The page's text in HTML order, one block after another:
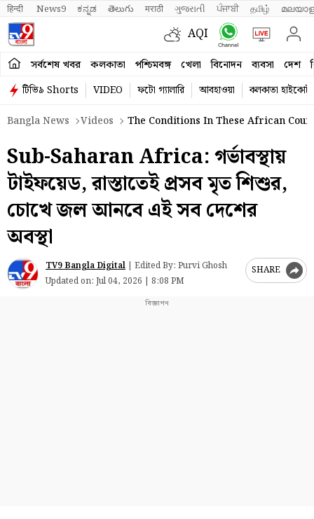
हिन्दी News9 ಕನ್ನಡ తెలుగు मराठी ગુજરાતી ਪੰਜਾਬੀ தமிழ்
AQI
সর্বশেষ খবর কলকাতা পশ্চিমবঙ্গ খেলা বিনোদন ব্যবসা দেশ
টিভি৯ Shorts VIDEO ফটো গ্যালারি আবহাওয়া
কলকাতা হাইকোর্ট
Bangla News
Videos The Conditions In These African
Sub-Saharan Africa: গর্ভাবস্থায়
টাইফয়েড, রাস্তাতেই প্রসব মৃত শিশুর,
চোখে জল আনবে এই সব দেশের
অবস্থা
TV9 Bangla Digital | Edited By: Purvi Ghosh
Updated on: Jul 04, 2026 | 8:08 PM
SHARE